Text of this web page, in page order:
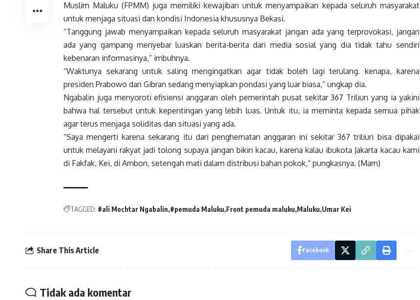
Muslim Maluku (FPMM) juga memiliki kewajiban untuk menyampaikan kepada seluruh masyarakat
untuk menjaga situasi dan kondisi Indonesia khususnya Bekasi.
“Tanggung jawab menyampaikan kepada seluruh masyarakat jangan ada yang terprovokasi, jangan
ada yang gampang menyebar luaskan berita-berita dari media sosial yang dia tidak tahu sendiri
kebenaran informasinya,” imbuhnya.
“Waktunya sekarang untuk saling mengingatkan agar tidak boleh lagi terulang. kenapa, karena
presiden Prabowo dan Gibran sedang menyiapkan pondasi yang luar biasa,” ungkap dia.
Ngabalin juga menyoroti efisiensi anggaran oleh pemerintah pusat sekitar 367 Triliun yang ia yakini
bahwa hal tersebut untuk kepentingan yang lebih luas. Untuk itu, ia meminta kepada semua pihak
agar terus menjaga soliditas dan situasi yang ada.
“Saya mengerti karena sekarang itu dari penghematan anggaran ini sekitar 367 triliun bisa dipakai
untuk melayani rakyat jadi tolong supaya jangan bikin kacau, karena kalau ibukota Jakarta kacau kami
di Fakfak, Kei, di Ambon, setengah mati dalam distribusi bahan pokok,” pungkasnya. (Mam)
TAGGED: #ali Mochtar Ngabalin #pemuda Maluku Front pemuda maluku Maluku Umar Kei
Share This Article Facebook
Tidak ada komentar